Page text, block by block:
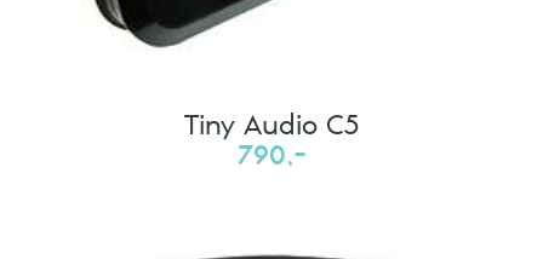
Tiny Audio C5
790,-